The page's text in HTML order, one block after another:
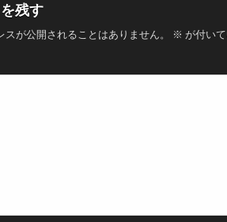
残す
スが公開されることはありません。 ※ が付い